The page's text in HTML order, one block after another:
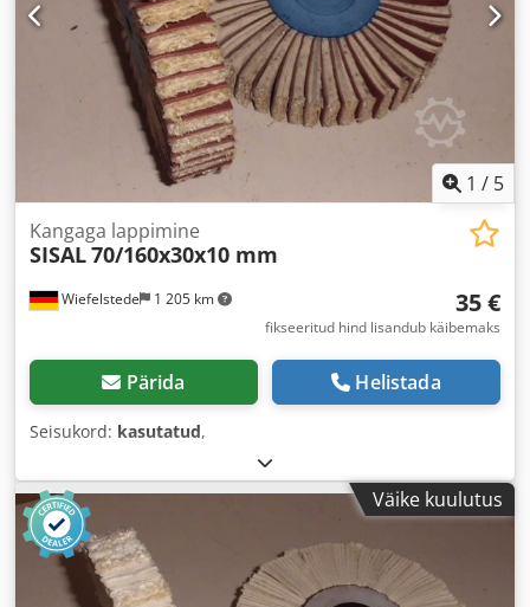
1 / 5
Wiefelstede 1 205 km
Kangaga lappimine
SISAL70/160x30x10 mm
35 €
fikseeritud hind lisandub käibemaks
Pärida Helistada
Seisukord: kasutatud,
Väike kuulutus